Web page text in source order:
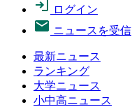
ログイン
ニュースを受信
最新ニュース
ランキング
大学ニュース
小中高ニュース